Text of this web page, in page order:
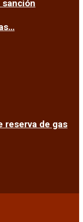
sanción
reserva de gas